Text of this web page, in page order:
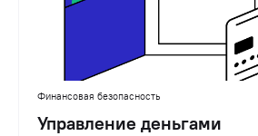
Финансовая безопасность
Управление деньгами